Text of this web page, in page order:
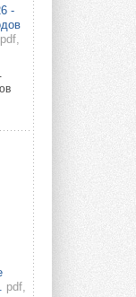
-
pdf,
pdf,